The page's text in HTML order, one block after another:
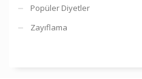
Popüler Diyetler
Zayıflama